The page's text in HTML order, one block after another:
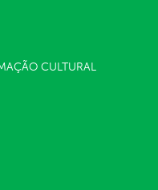
CULTURAL